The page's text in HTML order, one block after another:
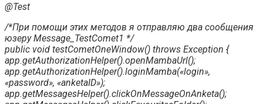
@Test
/*При помощи этих методов я отправляю два сообщения
юзеру Message_TestComet1 */
public void testCometOneWindow() throws Exception {
app.getAuthorizationHelper().openMambaUrl();
app.getAuthorizationHelper().loginMamba(«login»,
«password», «anketaID»);
app.getMessagesHelper().clickOnMessageOnAnketa();